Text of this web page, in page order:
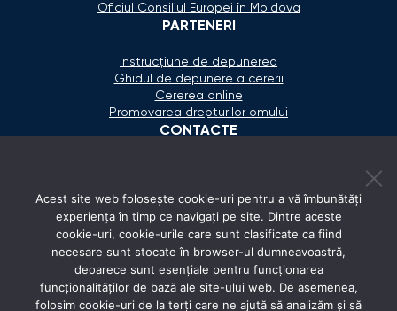
Oficiul Consiliul Europei în Moldova
PARTENERI
Instrucțiune de depunerea
Ghidul de depunere a cererii
Cererea online
Promovarea drepturilor omului
CONTACTE
secretariat@ombudsman.md
Strada Calea Ieşilor 11/3, Chişinău
Luni - Vineri: 08:00 - 17:00
REȚELE SOCIALE
Acest site web folosește cookie-uri pentru a vă îmbunătăți
experiența în timp ce navigați pe site. Dintre aceste
cookie-uri, cookie-urile care sunt clasificate ca fiind
necesare sunt stocate în browser-ul dumneavoastră,
deoarece sunt esențiale pentru funcționarea
funcționalităților de bază ale site-ului web. De asemenea,
folosim cookie-uri de la terți care ne ajută să analizăm și să